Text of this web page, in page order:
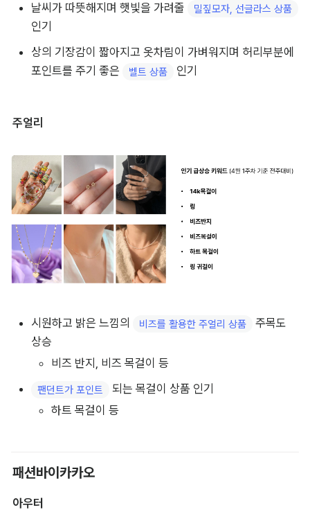
날씨가 따뜻해지며 햇빛을 가려줄
밀짚모자, 선글라스 상품
인기
상의 기장감이 짧아지고 옷차림이 가벼워지며 허리부분에
포인트를 주기 좋은
벨트 상품 인기
주얼리
시원하고 밝은 느낌의 비즈를 활용한 주얼리 상품
주목도
상승
비즈 반지, 비즈 목걸이 등
팬던트가 포인트
되는 목걸이 상품 인기
하트 목걸이 등
패션바이카카오
아우터